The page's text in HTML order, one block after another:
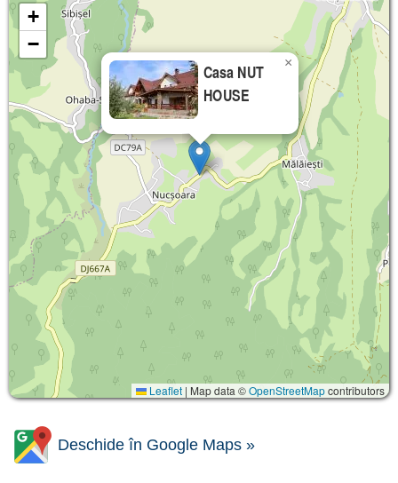
Casa NUT
HOUSE
×
+
−
Leaflet | Map data ©OpenStreetMapcontributors
Deschide în Google Maps »